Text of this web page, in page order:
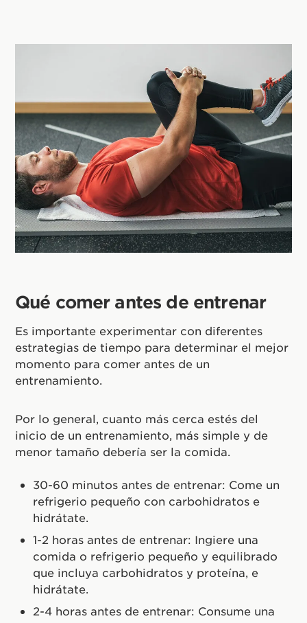
Qué comer antes de entrenar
Es importante experimentar con diferentes
estrategias de tiempo para determinar el mejor
momento para comer antes de un
entrenamiento.
Por lo general, cuanto más cerca estés del
inicio de un entrenamiento, más simple y de
menor tamaño debería ser la comida.
30-60 minutos antes de entrenar: Come un
refrigerio pequeño con carbohidratos e
hidrátate.
1-2 horas antes de entrenar: Ingiere una
comida o refrigerio pequeño y equilibrado
que incluya carbohidratos y proteína, e
hidrátate.
2-4 horas antes de entrenar: Consume una